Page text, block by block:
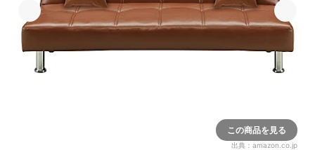
この商品を見る
出典： amazon.co.jp